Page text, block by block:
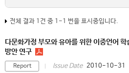
전체 결과 1건 중 1-1 번을 표시중입니다.
다문화가정 부모와 유아를 위한 이중언어
방안 연구
Report Issue Date 2010-10-31